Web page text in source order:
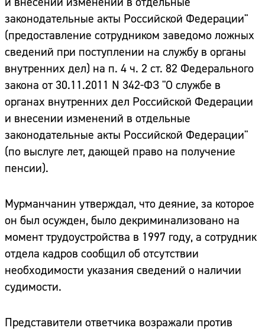
законодательные акты Российской Федерации"
(предоставление сотрудником заведомо ложных
сведений при поступлении на службу в органы
внутренних дел) на п. 4 ч. 2 ст. 82 Федерального
закона от 30.11.2011 N 342-ФЗ "О службе в
органах внутренних дел Российской Федерации
и внесении изменений в отдельные
законодательные акты Российской Федерации"
(по выслуге лет, дающей право на получение
пенсии).
Мурманчанин утверждал, что деяние, за которое
он был осужден, было декриминализовано на
момент трудоустройства в 1997 году, а сотрудник
отдела кадров сообщил об отсутствии
необходимости указания сведений о наличии
судимости.
Представители ответчика возражали против